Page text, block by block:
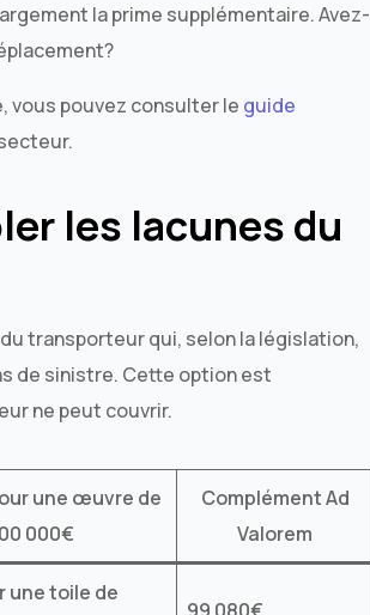
la prime supplémentaire. Avez-
vous pouvez consulter le guide
les lacunes du
transporteur qui, selon la législation,
de sinistre. Cette option est
ne peut couvrir.
une œuvre de
000€
Complément Ad
Valorem
une toile de